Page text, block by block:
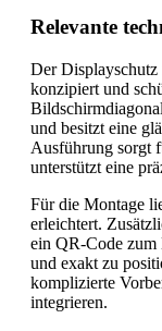
Relevante
Der
konzipiert und
und besitzt eine
Ausführung sorgt
unterstützt eine
Für die Montage
erleichtert.
ein QR-Code zum
und exakt zu
komplizierte
integrieren.